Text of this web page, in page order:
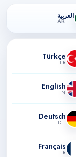
AR
Türkçe
TR
English
EN
Deutsch
DE
Français
FR